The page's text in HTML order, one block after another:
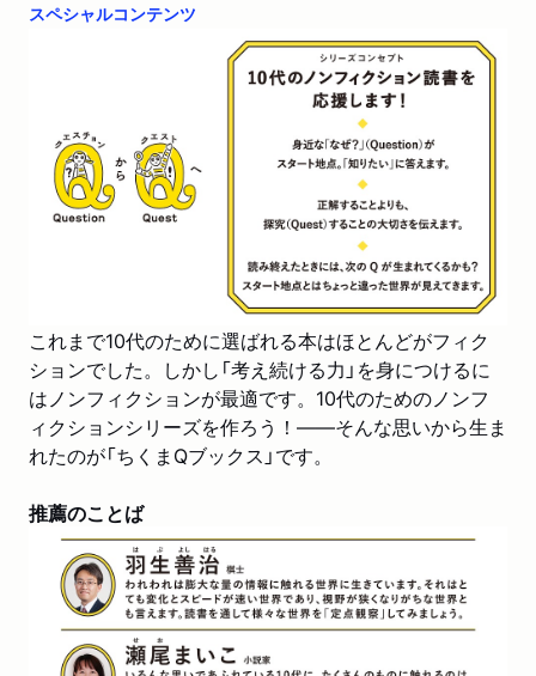
スペシャルコンテンツ
これまで10代のために選ばれる本はほとんどがフィク
ションでした。しかし「考え続ける力」を身につけるに
はノンフィクションが最適です。10代のためのノンフ
ィクションシリーズを作ろう！――そんな思いから生ま
れたのが「ちくまQブックス」です。
推薦のことば